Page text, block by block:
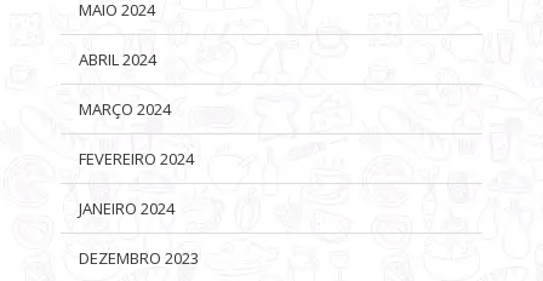
MAIO 2024
ABRIL 2024
MARÇO 2024
FEVEREIRO 2024
JANEIRO 2024
DEZEMBRO 2023